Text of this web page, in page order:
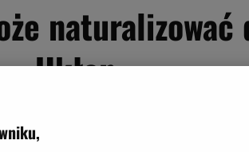
Ukłon
21 lutego 2025, 14:37